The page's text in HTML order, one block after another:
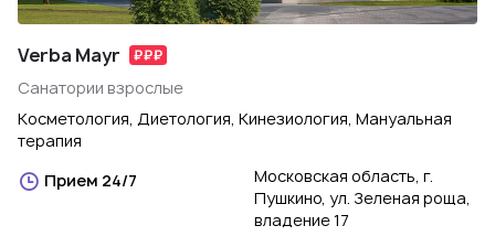
Verba Mayr
Санатории взрослые
Косметология, Диетология, Кинезиология, Мануальная
терапия
Прием 24/7
Московская область, г.
Пушкино, ул. Зеленая роща,
владение 17